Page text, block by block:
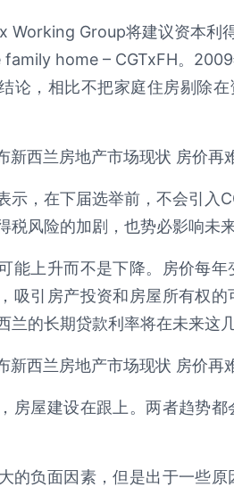
Working Group将建议资本
home – CGTxFH。
论，相比不把家庭住房剔除
示，在下届选举前，不会引入
税风险的加剧，也势必影响未
能上升而不是下降。房价每
吸引房产投资和房屋所有权
兰的长期贷款利率将在未来这
房屋建设在跟上。两者趋势
的负面因素，但是出于一些